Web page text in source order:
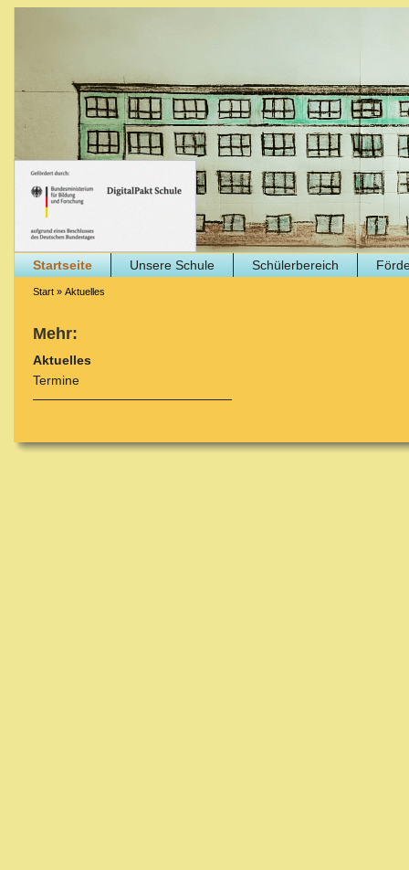
Startseite Unsere Schule Schülerbereich
Start» Aktuelles
Mehr:
Aktuelles
Termine